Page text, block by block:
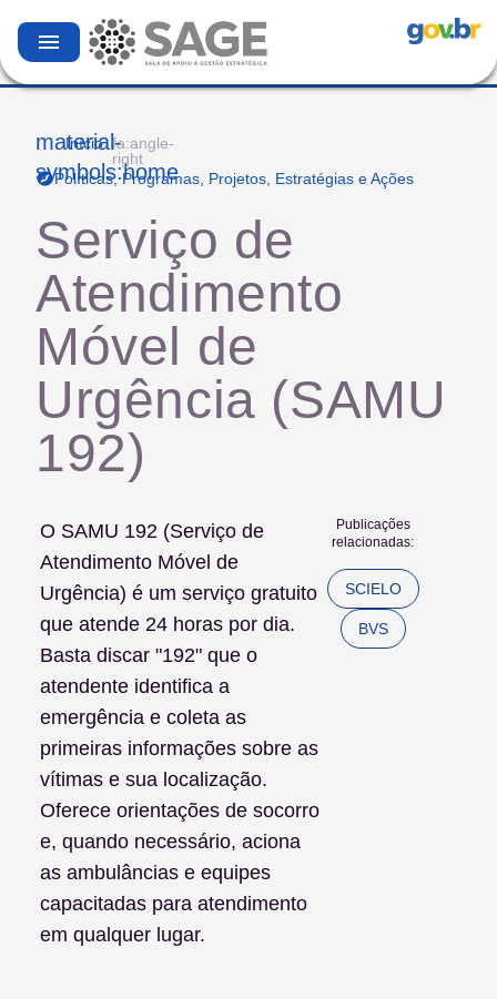
menu
material-
symbols:home
Início fa:angle-
right
Políticas, Programas, Projetos, Estratégias e Ações
Serviço de
Atendimento
Móvel de
Urgência (SAMU
192)
O SAMU 192 (Serviço de
Atendimento Móvel de
Urgência) é um serviço gratuito
que atende 24 horas por dia.
Basta discar "192" que o
atendente identifica a
emergência e coleta as
primeiras informações sobre as
vítimas e sua localização.
Oferece orientações de socorro
e, quando necessário, aciona
as ambulâncias e equipes
capacitadas para atendimento
em qualquer lugar.
Publicações
relacionadas:
SCIELO
BVS